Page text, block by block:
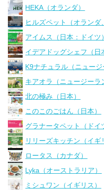
HEKA（オランダ）
ヒルズペット（オランダ
アイムス（日本：ドイツ）
イデアドッグシェフ（日
K9ナチュラル（ニュージ
キアオラ（ニュージーラ
北の極み（日本）
このこのごはん（日本）
グラナータペット（ドイ
リリーズキッチン（イギ
ロータス（カナダ）
Lyka（オーストラリア）
ミシュワン（イギリス）